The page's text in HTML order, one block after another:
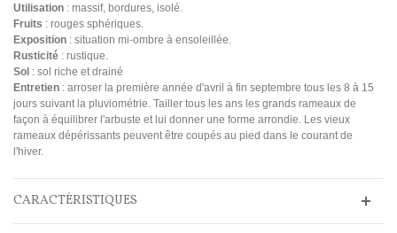
Utilisation : massif, bordures, isolé.
Fruits : rouges sphériques.
Exposition : situation mi-ombre à ensoleillée.
Rusticité : rustique.
Sol : sol riche et drainé
Entretien : arroser la première année d'avril à fin septembre tous les 8 à 15
jours suivant la pluviométrie. Tailler tous les ans les grands rameaux de
façon à équilibrer l'arbuste et lui donner une forme arrondie. Les vieux
rameaux dépérissants peuvent être coupés au pied dans le courant de
l'hiver.
CARACTÉRISTIQUES